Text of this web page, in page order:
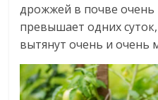
дрожжей в почве очень
превышает одних
вытянут очень и очень